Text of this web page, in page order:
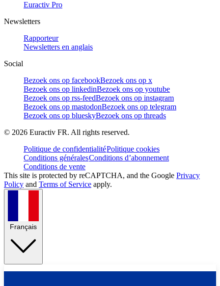
Euractiv Pro
Newsletters
Rapporteur
Newsletters en anglais
Social
Bezoek ons op facebookBezoek ons op x
Bezoek ons op linkedinBezoek ons op youtube
Bezoek ons op rss-feedBezoek ons op instagram
Bezoek ons op mastodonBezoek ons op telegram
Bezoek ons op blueskyBezoek ons op threads
© 2026 Euractiv FR. All rights reserved.
Politique de confidentialitéPolitique cookies
Conditions généralesConditions d’abonnement
Conditions de vente
This site is protected by reCAPTCHA, and the Google Privacy
Policy and Terms of Service apply.
Français